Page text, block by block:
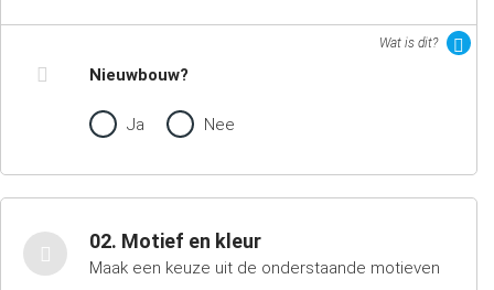
Wat is dit?
Nieuwbouw?
Ja Nee
02. Motief en kleur
Maak een keuze uit de onderstaande motieven